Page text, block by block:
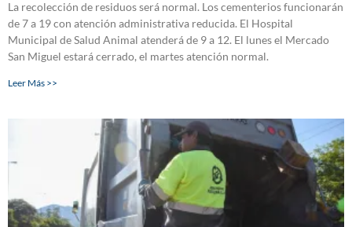
La recolección de residuos será normal. Los cementerios funcionarán
de 7 a 19 con atención administrativa reducida. El Hospital
Municipal de Salud Animal atenderá de 9 a 12. El lunes el Mercado
San Miguel estará cerrado, el martes atención normal.
Leer Más >>